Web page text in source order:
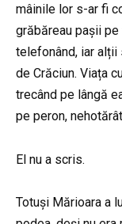
mâinile lor s-ar fi
grăbăreau pașii
telefonând, iar alții
de Crăciun. Viața
trecând pe lângă
pe peron,
El nu a scris.
Totuși Mărioara a